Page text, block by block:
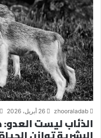
zhooraladab 26 أبريل، 2026
الذئاب ليست